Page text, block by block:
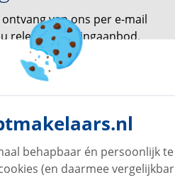
van ons per e-mail
relevant woningaanbod.
zoekprofiel aan
behapbaar én persoonlijk
(en daarmee